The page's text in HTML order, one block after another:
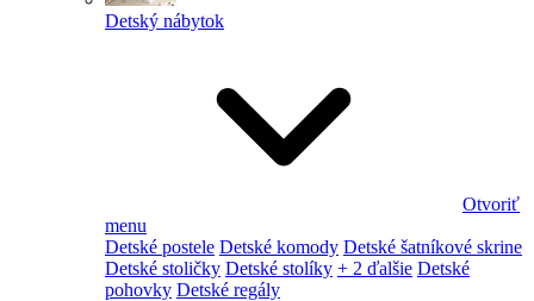
Detský nábytok
Otvoriť
menu
Detské postele Detské komody Detské šatníkové skrine
Detské stoličky Detské stolíky + 2 ďalšie Detské
pohovky Detské regály